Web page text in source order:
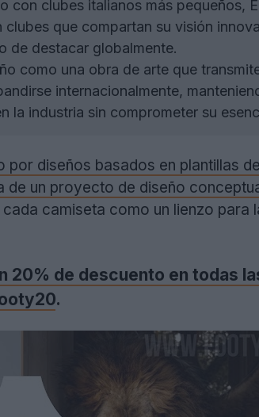
con clubes italianos más pequeños,
que compartan su visión
de destacar globalmente.
como una obra de arte que
internacionalmente,
la industria sin comprometer su
diseños basados en plantillas
de un proyecto de diseño
camiseta como un lienzo para
20% de descuento en todas
.